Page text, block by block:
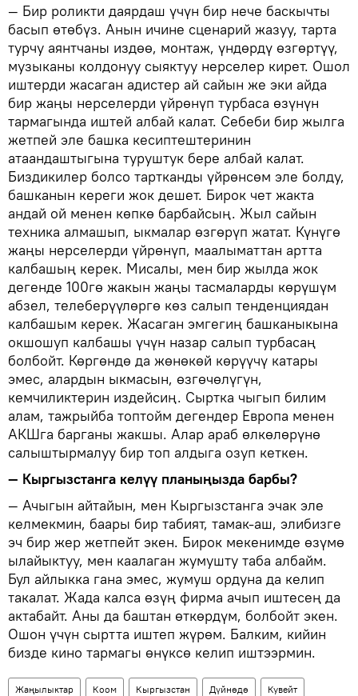
— Бир роликти даярдаш үчүн бир нече баскычты
басып өтөбүз. Анын ичине сценарий жазуу, тарта
турчу аянтчаны издөө, монтаж, үндөрдү өзгөртүү,
музыканы колдонуу сыяктуу нерселер кирет. Ошол
иштерди жасаган адистер ай сайын же эки айда
бир жаңы нерселерди үйрөнүп турбаса өзүнүн
тармагында иштей албай калат. Себеби бир жылга
жетпей эле башка кесиптештеринин
атаандаштыгына туруштук бере албай калат.
Биздикилер болсо тартканды үйрөнсөм эле болду,
башканын кереги жок дешет. Бирок чет жакта
андай ой менен көпкө барбайсың. Жыл сайын
техника алмашып, ыкмалар өзгөрүп жатат. Күнүгө
жаңы нерселерди үйрөнүп, маалыматтан артта
калбашың керек. Мисалы, мен бир жылда жок
дегенде 100гө жакын жаңы тасмаларды көрүшүм
абзел, телеберүүлөргө көз салып тенденциядан
калбашым керек. Жасаган эмгегиң башканыкына
окшошуп калбашы үчүн назар салып турбасаң
болбойт. Көргөндө да жөнөкөй көрүүчү катары
эмес, алардын ыкмасын, өзгөчөлүгүн,
кемчиликтерин издейсиң. Сыртка чыгып билим
алам, тажрыйба топтойм дегендер Европа менен
АКШга барганы жакшы. Алар араб өлкөлөрүнө
салыштырмалуу бир топ алдыга озуп кеткен.
— Кыргызстанга келүү планыңызда барбы?
— Ачыгын айтайын, мен Кыргызстанга эчак эле
келмекмин, баары бир табият, тамак-аш, элибизге
эч бир жер жетпейт экен. Бирок мекенимде өзүмө
ылайыктуу, мен каалаган жумушту таба албайм.
Бул айлыкка гана эмес, жумуш ордуна да келип
такалат. Жада калса өзүң фирма ачып иштесең да
актабайт. Аны да баштан өткөрдүм, болбойт экен.
Ошон үчүн сыртта иштеп жүрөм. Балким, кийин
бизде кино тармагы өнүксө келип иштээрмин.
Жаңылыктар Коом Кыргызстан Дүйнөдө Кувейт